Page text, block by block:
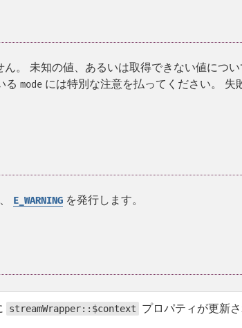
。 未知の値、あるいは取得できない値につ
る mode には特別な注意を払ってください。 失
E_WARNING を発行します。
streamWrapper::$context
プロパティが更新